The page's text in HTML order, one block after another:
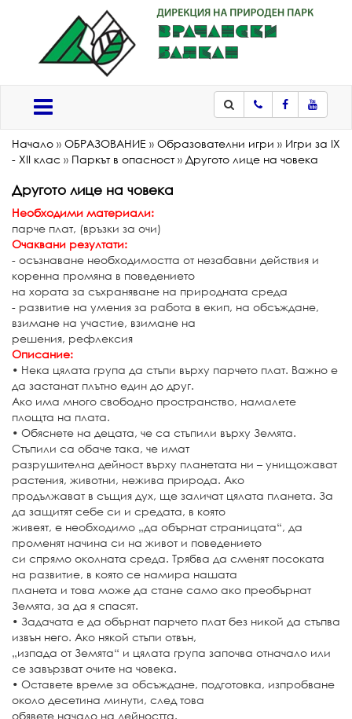
ТелефонFacebook
Начало » ОБРАЗОВАНИЕ » Образователни игри » Игри за IX
- XII клас » Паркът в опасност» Другото лице на човека
Другото лице на човека
Необходими материали:
парче плат, (връзки за очи)
Очаквани резултати:
- осъзнаване необходимостта от незабавни действия и
коренна промяна в поведението
на хората за съхраняване на природната среда
- развитие на умения за работа в екип, на обсъждане,
взимане на участие, взимане на
решения, рефлексия
Описание:
• Нека цялата група да стъпи върху парчето плат. Важно е
да застанат плътно един до друг.
Ако има много свободно пространство, намалете
площта на плата.
• Обяснете на децата, че са стъпили върху Земята.
Стъпили са обаче така, че имат
разрушителна дейност върху планетата ни – унищожават
растения, животни, нежива природа. Ако
продължават в същия дух, ще заличат цялата планета. За
да защитят себе си и средата, в която
живеят, е необходимо „да обърнат страницата“, да
променят начина си на живот и поведението
си спрямо околната среда. Трябва да сменят посоката
на развитие, в която се намира нашата
планета и това може да стане само ако преобърнат
Земята, за да я спасят.
• Задачата е да обърнат парчето плат без никой да стъпва
извън него. Ако някой стъпи отвън,
„изпада от Земята“ и цялата група започва отначало или
се завързват очите на човека.
• Оставете време за обсъждане, подготовка, изпробване
около десетина минути, след това
обявете начало на дейността.